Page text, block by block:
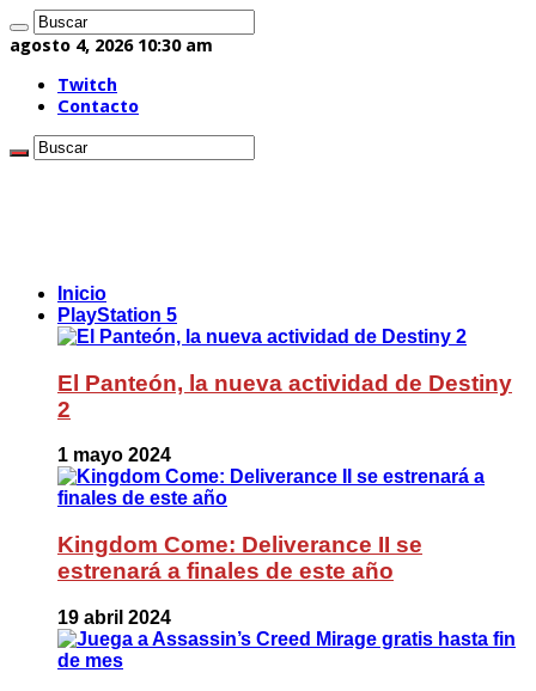
agosto 4, 2026 10:30 am
Twitch
Contacto
Inicio
PlayStation 5
El Panteón, la nueva actividad de Destiny
2
1 mayo 2024
Kingdom Come: Deliverance II se
estrenará a finales de este año
19 abril 2024